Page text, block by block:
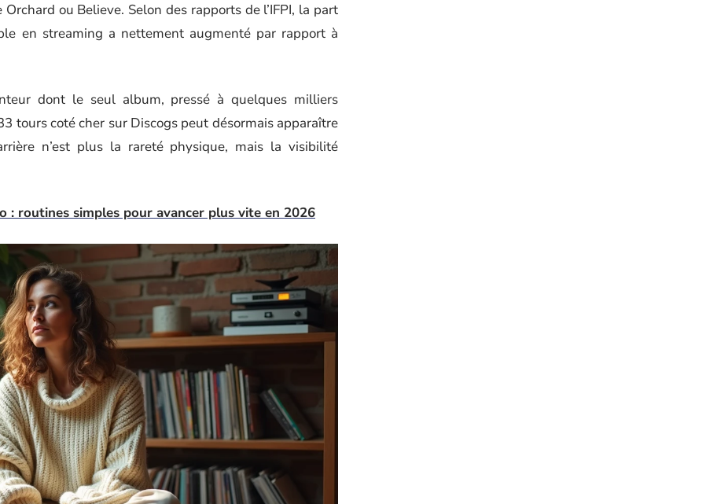
ou Believe. Selon des rapports de l’IFPI, la part
en streaming a nettement augmenté par rapport à
dont le seul album, pressé à quelques milliers
tours coté cher sur Discogs peut désormais apparaître
n’est plus la rareté physique, mais la visibilité
: routines simples pour avancer plus vite en 2026